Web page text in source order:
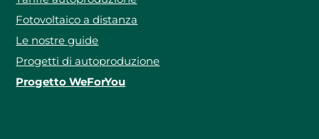
Fotovoltaico a distanza
Le nostre guide
Progetti di autoproduzione
Progetto WeForYou